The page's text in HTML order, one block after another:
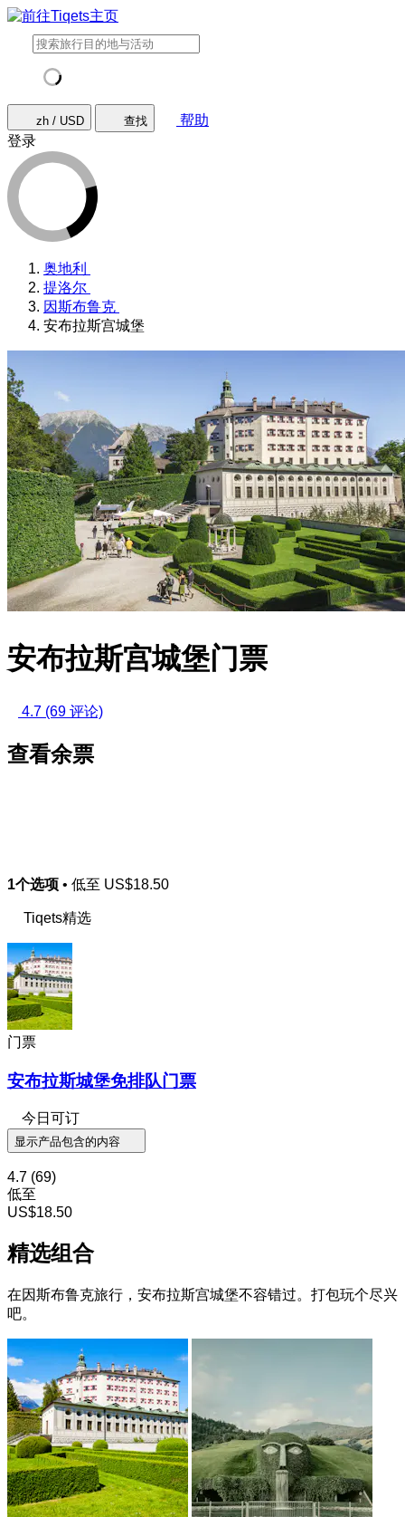
zh / USD 查找
帮助
登录
奥地利
提洛尔
因斯布鲁克
安布拉斯宫城堡
安布拉斯宫城堡门票
4.7 (69 评论)
查看余票
1个选项 • 低至 US$18.50
Tiqets精选
门票
安布拉斯城堡免排队门票
今日可订
显示产品包含的内容
4.7 (69)
低至
US$18.50
精选组合
在因斯布鲁克旅行，安布拉斯宫城堡不容错过。打包玩个尽兴
吧。